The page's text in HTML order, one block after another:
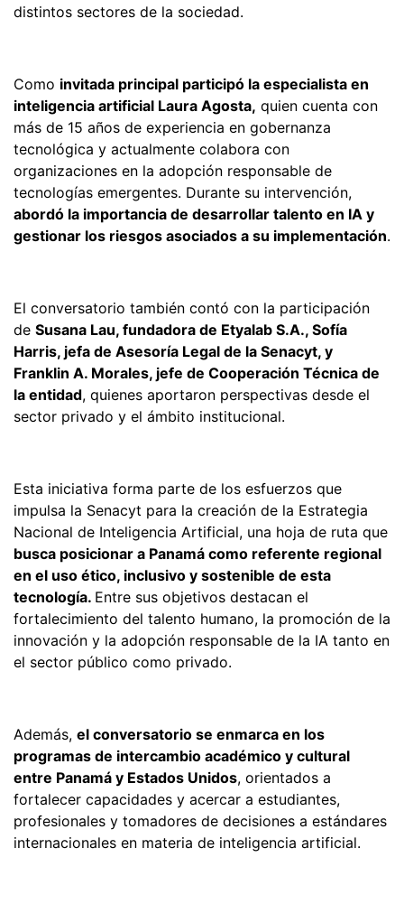
distintos sectores de la sociedad.
Como invitada principal participó la especialista en
inteligencia artificial Laura Agosta, quien cuenta con
más de 15 años de experiencia en gobernanza
tecnológica y actualmente colabora con
organizaciones en la adopción responsable de
tecnologías emergentes. Durante su intervención,
abordó la importancia de desarrollar talento en IA y
gestionar los riesgos asociados a su implementación.
El conversatorio también contó con la participación
de Susana Lau, fundadora de Etyalab S.A., Sofía
Harris, jefa de Asesoría Legal de la Senacyt, y
Franklin A. Morales, jefe de Cooperación Técnica de
la entidad, quienes aportaron perspectivas desde el
sector privado y el ámbito institucional.
Esta iniciativa forma parte de los esfuerzos que
impulsa la Senacyt para la creación de la Estrategia
Nacional de Inteligencia Artificial, una hoja de ruta que
busca posicionar a Panamá como referente regional
en el uso ético, inclusivo y sostenible de esta
tecnología. Entre sus objetivos destacan el
fortalecimiento del talento humano, la promoción de la
innovación y la adopción responsable de la IA tanto en
el sector público como privado.
Además, el conversatorio se enmarca en los
programas de intercambio académico y cultural
entre Panamá y Estados Unidos, orientados a
fortalecer capacidades y acercar a estudiantes,
profesionales y tomadores de decisiones a estándares
internacionales en materia de inteligencia artificial.